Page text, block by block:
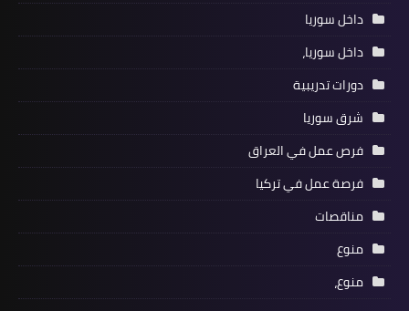
داخل سوريا
داخل سوريا،
دورات تدريبية
شرق سوريا
فرص عمل في العراق
فرصة عمل في تركيا
مناقصات
منوع
منوع،